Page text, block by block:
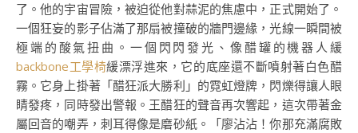
了。他的宇宙冒險，被迫從他對蒜泥的焦慮中，正式開始了。
一個狂妄的影子佔滿了那扇被撞破的牆門邊緣，光線一瞬間被
極端的酸氣扭曲。一個閃閃發光、像醋罐的機器人緩
backbone工學椅緩漂浮進來，它的底座還不斷噴射著白色醋
霧。它身上掛著「醋狂派大勝利」的霓虹燈牌，閃爍得讓人眼
睛發疼，同時發出警報。王醋狂的聲音再次響起，這次帶著金
屬回音的嘲弄，刺耳得像是磨砂紙。「廖沾沾！你那充滿腐敗